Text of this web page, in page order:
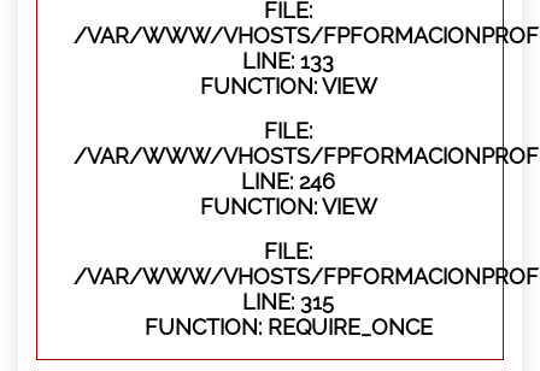
FILE:
/VAR/WWW/VHOSTS/
LINE: 133
FUNCTION: VIEW
FILE:
/VAR/WWW/VHOSTS/
LINE: 246
FUNCTION: VIEW
FILE:
/VAR/WWW/VHOSTS/
LINE: 315
FUNCTION: REQUIRE_ONCE